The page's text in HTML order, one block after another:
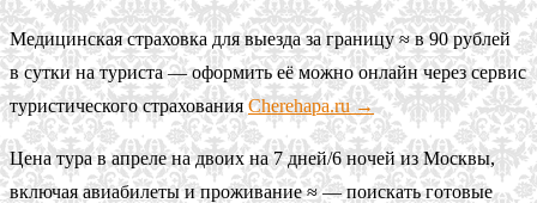
Медицинская страховка для выезда за границу ≈ в 90 рублей
в сутки на туриста — оформить её можно онлайн через сервис
туристического страхованияCherehapa.ru →
Цена тура в апреле на двоих на 7 дней/6 ночей из Москвы,
включая авиабилеты и проживание ≈— поискать готовые